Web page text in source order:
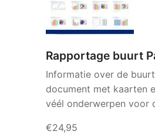
Rapportage buurt
Informatie over de
document met kaarten
véél onderwerpen voor
€24,95